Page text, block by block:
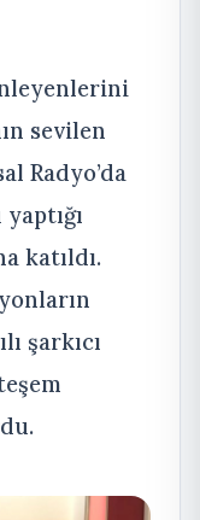
sevilen
Radyo’da
katıldı.
şarkıcı